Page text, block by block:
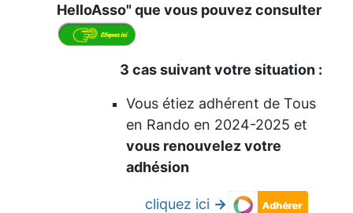
HelloAsso" que vous pouvez consulter
3 cas suivant votre situation :
Vous étiez adhérent de Tous
en Rando en 2024-2025 et
vous renouvelez votre
adhésion
cliquez ici ->